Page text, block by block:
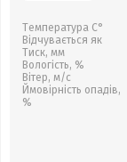
Температура С°
Відчувається як
Тиск, мм
Вологість, %
Вітер, м/с
Ймовірність опадів,
%